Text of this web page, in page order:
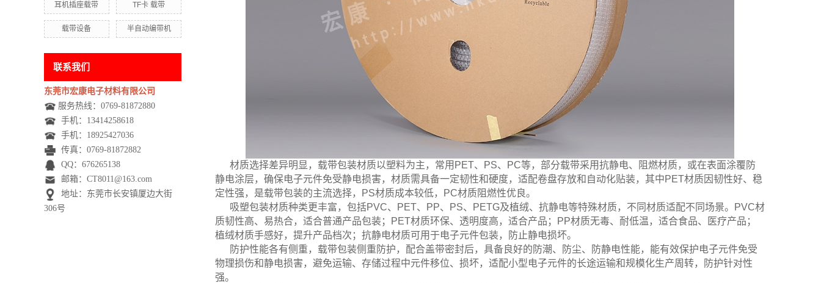
耳机插座载带 TF卡 载带
载带设备 半自动编带机
联系我们
东莞市宏康电子材料有限公司
服务热线：0769-81872880
手机： 13414258618
手机： 18925427036
传真：0769-81872882
QQ：676265138
邮箱：CT8011@163.com
地址：东莞市长安镇厦边大街
306号
材质选择差异明显，载带包装材质以塑料为主，常用PET、PS、PC等，部分载带采用抗静电、阻燃材质，或在表面涂覆防
静电涂层，确保电子元件免受静电损害，材质需具备一定韧性和硬度，适配卷盘存放和自动化贴装，其中PET材质因韧性好、稳
定性强，是载带包装的主流选择，PS材质成本较低，PC材质阻燃性优良。
吸塑包装材质种类更丰富，包括PVC、PET、PP、PS、PETG及植绒、抗静电等特殊材质，不同材质适配不同场景。PVC材
质韧性高、易热合，适合普通产品包装；PET材质环保、透明度高，适合产品；PP材质无毒、耐低温，适合食品、医疗产品；
植绒材质手感好，提升产品档次；抗静电材质可用于电子元件包装，防止静电损坏。
防护性能各有侧重，载带包装侧重防护，配合盖带密封后，具备良好的防潮、防尘、防静电性能，能有效保护电子元件免受
物理损伤和静电损害，避免运输、存储过程中元件移位、损坏，适配小型电子元件的长途运输和规模化生产周转，防护针对性
强。